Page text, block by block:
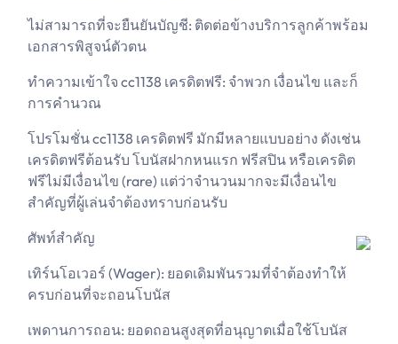
ไม่สามารถที่จะยืนยันบัญชี: ติดต่อข้างบริการลูกค้าพร้อม
เอกสารพิสูจน์ตัวตน
ทำความเข้าใจ cc1138 เครดิตฟรี: จำพวก เงื่อนไข และก็
การคำนวณ
โปรโมชั่น cc1138 เครดิตฟรี มักมีหลายแบบอย่าง ดังเช่น
เครดิตฟรีต้อนรับ โบนัสฝากหนแรก ฟรีสปิน หรือเครดิต
ฟรีไม่มีเงื่อนไข (rare) แต่ว่าจำนวนมากจะมีเงื่อนไข
สำคัญที่ผู้เล่นจำต้องทราบก่อนรับ
ศัพท์สำคัญ
เทิร์นโอเวอร์ (Wager): ยอดเดิมพันรวมที่จำต้องทำให้
ครบก่อนที่จะถอนโบนัส
เพดานการถอน: ยอดถอนสูงสุดที่อนุญาตเมื่อใช้โบนัส